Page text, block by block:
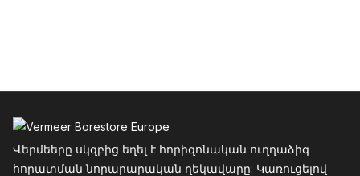
Վերմեերը սկզբից եղել է հորիզոնական ուղղաձիգ
հորատման նորարարական ղեկավարը: Կառուցելով